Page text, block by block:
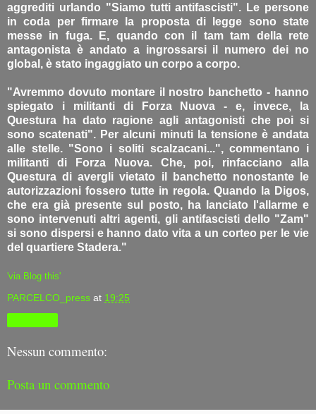
aggrediti urlando "Siamo tutti antifascisti". Le persone
in coda per firmare la proposta di legge sono state
messe in fuga. E, quando con il tam tam della rete
antagonista è andato a ingrossarsi il numero dei no
global, è stato ingaggiato un corpo a corpo.
"Avremmo dovuto montare il nostro banchetto - hanno
spiegato i militanti di Forza Nuova - e, invece, la
Questura ha dato ragione agli antagonisti che poi si
sono scatenati". Per alcuni minuti la tensione è andata
alle stelle. "Sono i soliti scalzacani...", commentano i
militanti di Forza Nuova. Che, poi, rinfacciano alla
Questura di avergli vietato il banchetto nonostante le
autorizzazioni fossero tutte in regola. Quando la Digos,
che era già presente sul posto, ha lanciato l'allarme e
sono intervenuti altri agenti, gli antifascisti dello "Zam"
si sono dispersi e hanno dato vita a un corteo per le vie
del quartiere Stadera."
'via Blog this'
PARCELCO_press at 19:25
Nessun commento:
Posta un commento